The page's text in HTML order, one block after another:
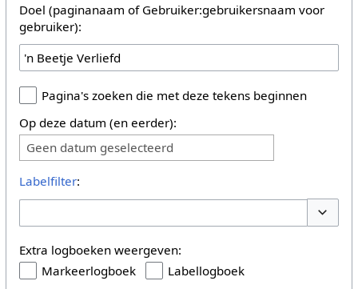
Doel (paginanaam of Gebruiker:gebruikersnaam voor
gebruiker):
Pagina's zoeken die met deze tekens beginnen
Op deze datum (en eerder):
Geen datum geselecteerd
Labelfilter:
Extra logboeken weergeven:
Markeerlogboek
Labellogboek